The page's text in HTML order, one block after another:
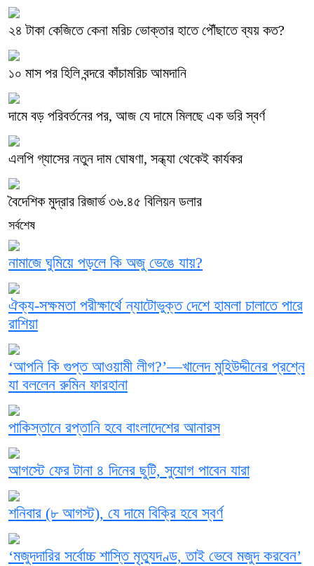
২৪ টাকা কেজিতে কেনা মরিচ ভোক্তার হাতে পৌঁছাতে ব্যয় কত?
১০ মাস পর হিলি বন্দরে কাঁচামরিচ আমদানি
দামে বড় পরিবর্তনের পর, আজ যে দামে মিলছে এক ভরি স্বর্ণ
এলপি গ্যাসের নতুন দাম ঘোষণা, সন্ধ্যা থেকেই কার্যকর
বৈদেশিক মুদ্রার রিজার্ভ ৩৬.৪৫ বিলিয়ন ডলার
সর্বশেষ
নামাজে ঘুমিয়ে পড়লে কি অজু ভেঙে যায়?
ঐক্য-সক্ষমতা পরীক্ষার্থে ন্যাটোভুক্ত দেশে হামলা চালাতে পারে
রাশিয়া
‘আপনি কি গুপ্ত আওয়ামী লীগ?’—খালেদ মুহিউদ্দীনের প্রশ্নে
যা বললেন রুমিন ফারহানা
পাকিস্তানে রপ্তানি হবে বাংলাদেশের আনারস
আগস্টে ফের টানা ৪ দিনের ছুটি, সুযোগ পাবেন যারা
শনিবার (৮ আগস্ট), যে দামে বিক্রি হবে স্বর্ণ
‘মজুদদারির সর্বোচ্চ শাস্তি মৃত্যুদণ্ড, তাই ভেবে মজুদ করবেন’